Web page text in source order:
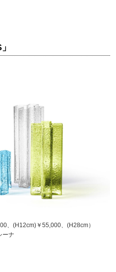
、(H12cm)￥55,000、(H28cm）
ーナ